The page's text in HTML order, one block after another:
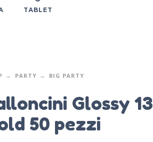
TABLET
PARTY BIG PARTY
Glossy
50 pezzi